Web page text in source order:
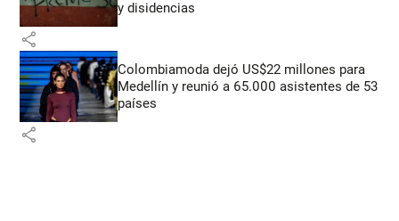
y disidencias
share
Colombiamoda dejó US$22 millones para
Medellín y reunió a 65.000 asistentes de 53
países
share